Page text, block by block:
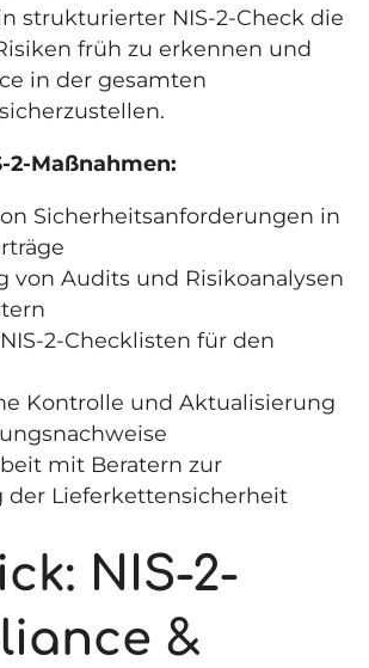
strukturierter NIS-2-Check die
früh zu erkennen und
in der gesamten
2-Maßnahmen:
Sicherheitsanforderungen in
von Audits und Risikoanalysen
2-Checklisten für den
Kontrolle und Aktualisierung
mit Beratern zur
der Lieferkettensicherheit
NIS-2-
&